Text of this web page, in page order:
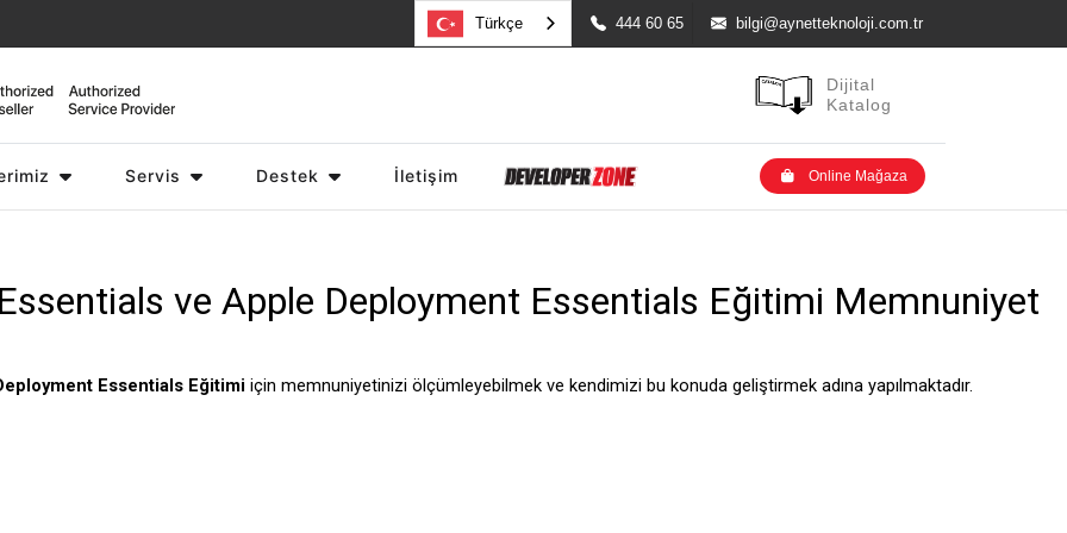
Türkçe 444 60 65 bilgi@aynetteknoloji.com.tr
Dijital
Katalog
Online Mağaza
Servis Destek İletişim
iPad Watch AirPods Apple TV Aksesuarlar Outlet Ürünler